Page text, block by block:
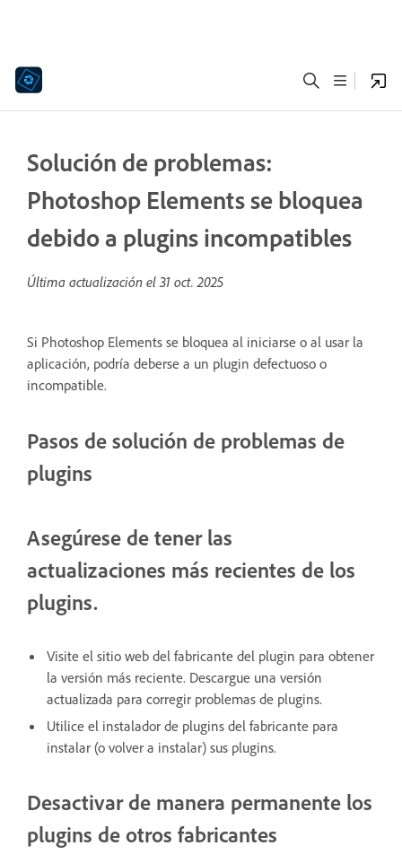
Solución de problemas:
Photoshop Elements se bloquea
debido a plugins incompatibles
Última actualización el 31 oct. 2025
Si Photoshop Elements se bloquea al iniciarse o al usar la
aplicación, podría deberse a un plugin defectuoso o
incompatible.
Pasos de solución de problemas de
plugins
Asegúrese de tener las
actualizaciones más recientes de los
plugins.
Visite el sitio web del fabricante del plugin para obtener
la versión más reciente. Descargue una versión
actualizada para corregir problemas de plugins.
Utilice el instalador de plugins del fabricante para
instalar (o volver a instalar) sus plugins.
Desactivar de manera permanente los
plugins de otros fabricantes